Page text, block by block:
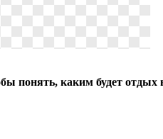
понять, каким будет